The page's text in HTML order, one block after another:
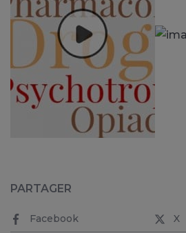
PARTAGER
Facebook X